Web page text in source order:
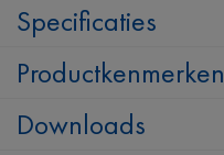
Specificaties
Productkenmerken
Downloads